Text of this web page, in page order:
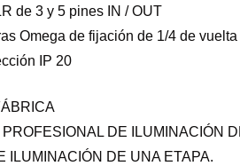
de 3 y 5 pines IN / OUT
Omega de fijación de 1/4 de vuelta
IP 20
DE ILUMINACIÓN
ILUMINACIÓN DE UNA ETAPA.